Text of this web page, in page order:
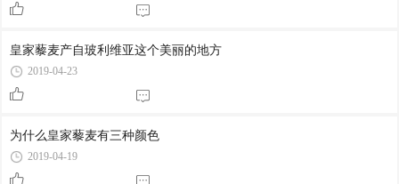
皇家藜麦产自玻利维亚这个美丽的地方
2019-04-23
为什么皇家藜麦有三种颜色
2019-04-19